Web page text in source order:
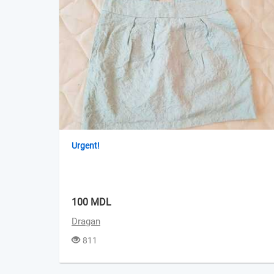
Urgent!
100 MDL
Dragan
811